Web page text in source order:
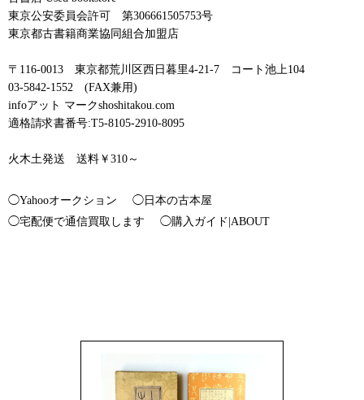
東京公安委員会許可 第306661505753号
東京都古書籍商業協同組合加盟店
〒116-0013 東京都荒川区西日暮里4-21-7 コート池上104
03-5842-1552 (FAX兼用)
infoアット マークshoshitakou.com
適格請求書番号:T5-8105-2910-8095
火木土発送 送料￥310～
◯Yahooオークション
◯日本の古本屋
◯宅配便で通信買取します
◯購入ガイド|ABOUT